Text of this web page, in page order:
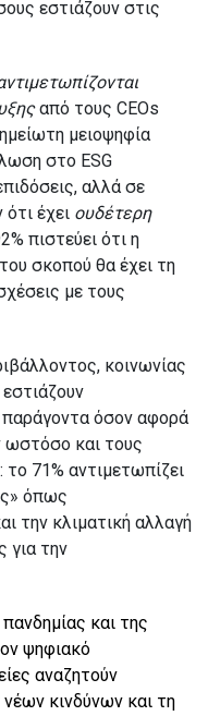
εστιάζουν στις
από τους CEOs
μειοψηφία
στο ESG
αλλά σε
έχει ουδέτερη
πιστεύει ότι η
σκοπού θα έχει τη
με τους
κοινωνίας
όσον αφορά
ωστόσο και τους
71% αντιμετωπίζει
όπως
την κλιματική αλλαγή
για την
και της
ψηφιακό
αναζητούν
κινδύνων και τη